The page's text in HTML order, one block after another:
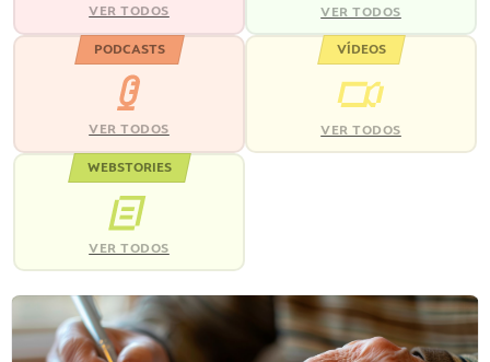
VER TODOS VER TODOS
PODCASTS
VER TODOS
VÍDEOS
VER TODOS
WEBSTORIES
VER TODOS